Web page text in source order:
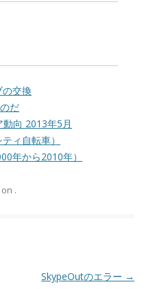
の交換
だ
向 2013年5月
ィ自転車）
年から2010年）
on .
SkypeOutのエラー →